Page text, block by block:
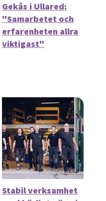
Gekås i Ullared:
"Samarbetet och
erfarenheten allra
viktigast"
Stabil verksamhet